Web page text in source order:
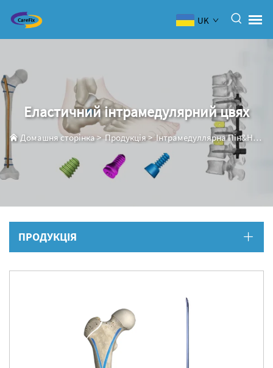
UK
Еластичний інтрамедулярний цвях
Домашня сторінка>Продукція>Інтрамедуллярна Пін&Нейл
ПРОДУКЦІЯ